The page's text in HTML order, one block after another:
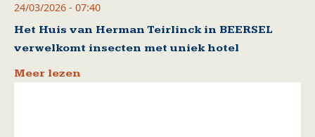
24/03/2026 - 07:40
Het Huis van Herman Teirlinck in BEERSEL
verwelkomt insecten met uniek hotel
Meer lezen